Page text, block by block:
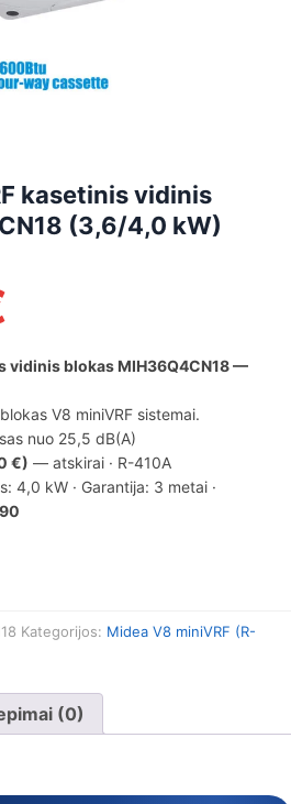
kasetinis vidinis
(3,6/4,0 kW)
vidinis blokas MIH36Q4CN18 —
V8 miniVRF sistemai.
nuo 25,5 dB(A)
€) — atskirai · R-410A
4,0 kW · Garantija: 3 metai ·
Kategorijos: Midea V8 miniVRF (R-
(0)